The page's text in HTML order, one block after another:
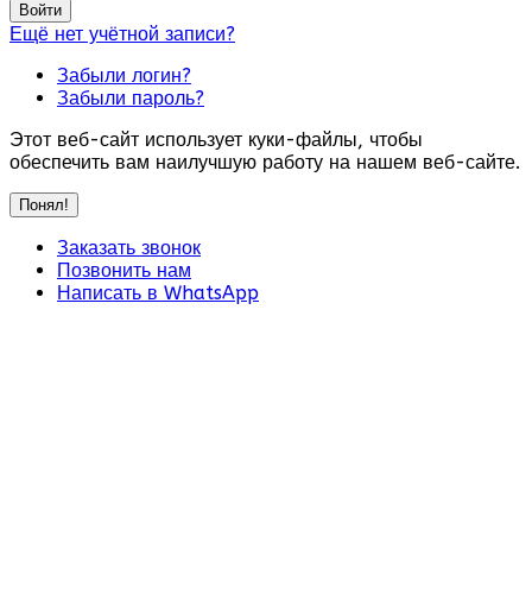
Войти
Ещё нет учётной записи?
Забыли логин?
Забыли пароль?
Этот веб-сайт использует куки-файлы, чтобы
обеспечить вам наилучшую работу на нашем веб-сайте.
Понял!
Заказать звонок
Позвонить нам
Написать в WhatsApp